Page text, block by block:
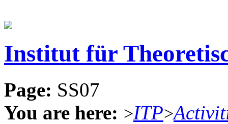
Institut für
Page: SS07
You are here: >ITP>